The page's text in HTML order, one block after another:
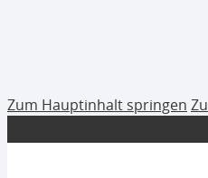
Zum Hauptinhalt springen